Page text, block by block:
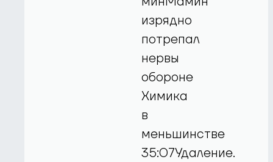
изрядно
потрепал
нервы
обороне
Химика
в
меньшинстве
35:07Удаление.